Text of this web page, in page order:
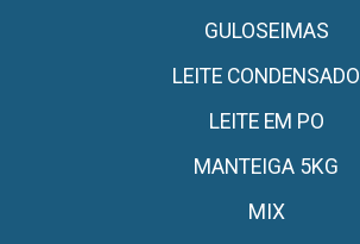
GULOSEIMAS
LEITE CONDENSADO
LEITE EM PO
MANTEIGA 5KG
MIX